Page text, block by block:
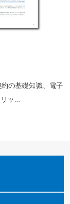
の基礎知識、電子
ッ...